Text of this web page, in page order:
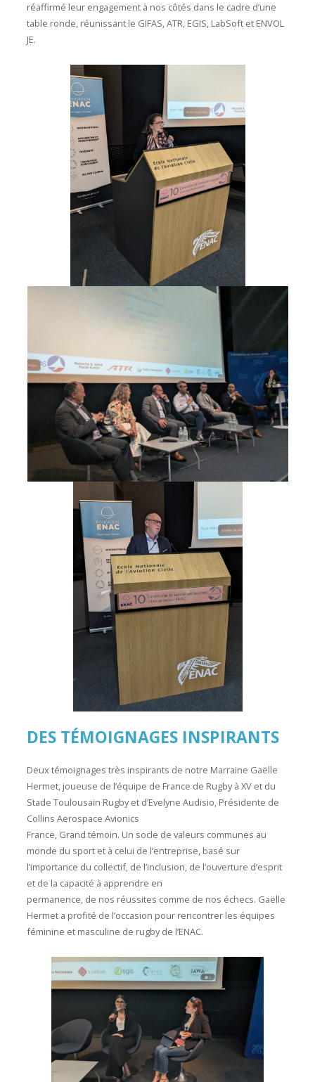
réaffirmé leur engagement à nos côtés dans le cadre d’une
table ronde, réunissant le GIFAS, ATR, EGIS, LabSoft et ENVOL
JE.
DES TÉMOIGNAGES INSPIRANTS
Deux témoignages très inspirants de notre Marraine Gaëlle
Hermet, joueuse de l’équipe de France de Rugby à XV et du
Stade Toulousain Rugby et d’Evelyne Audisio, Présidente de
Collins Aerospace Avionics
France, Grand témoin. Un socle de valeurs communes au
monde du sport et à celui de l’entreprise, basé sur
l’importance du collectif, de l’inclusion, de l’ouverture d’esprit
et de la capacité à apprendre en
permanence, de nos réussites comme de nos échecs. Gaëlle
Hermet a profité de l’occasion pour rencontrer les équipes
féminine et masculine de rugby de l’ENAC.